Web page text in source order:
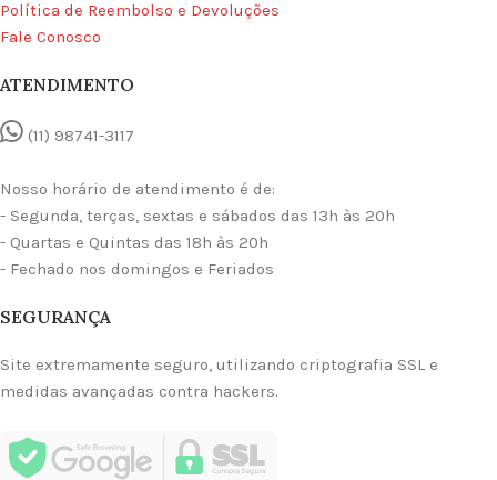
Política de Reembolso e Devoluções
Fale Conosco
ATENDIMENTO
(11) 98741-3117
Nosso horário de atendimento é de:
- Segunda, terças, sextas e sábados das 13h às 20h
- Quartas e Quintas das 18h às 20h
- Fechado nos domingos e Feriados
SEGURANÇA
Site extremamente seguro, utilizando criptografia SSL e
medidas avançadas contra hackers.